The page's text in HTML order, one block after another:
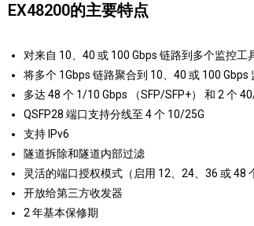
EX48200的主要特点
对来自 10、40 或 100 Gbps 链路到多个监控
将多个 1Gbps 链路聚合到 10、40 或 100 Gbps
多达 48 个 1/10 Gbps （SFP/SFP+） 和 2 个
QSFP28 端口支持分线至 4 个 10/25G
支持 IPv6
隧道拆除和隧道内部过滤
灵活的端口授权模式（启用 12、24、36 或 48
开放给第三方收发器
2 年基本保修期